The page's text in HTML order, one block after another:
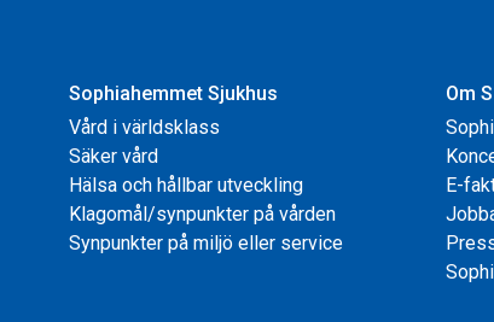
Sophiahemmet Sjukhus
Vård i världsklass
Säker vård
Hälsa och hållbar utveckling
Klagomål/synpunkter på vården
Synpunkter på miljö eller service
Om
E-